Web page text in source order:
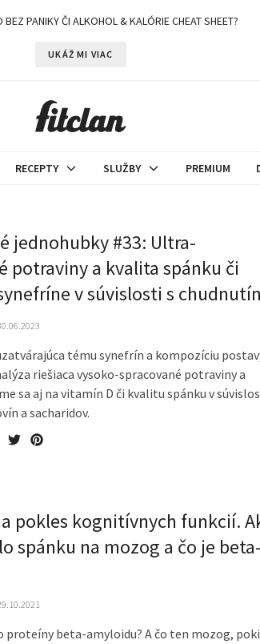
BEZ PANIKY ČI ALKOHOL & KALÓRIE CHEAT SHEET?
UKÁŽ MI VIAC
RECEPTY SLUŽBY PREMIUM
jednohubky #33: Ultra-
potraviny a kvalita spánku či
v súvislosti s
tému synefrín a kompozíciu
riešiaca vysoko-spracované potraviny a
sa aj na vitamín D či kvalitu spánku v
a sacharidov.
pokles kognitívnych funkcií.
spánku na mozog a čo je
proteíny beta-amyloidu? A čo ten mozog,